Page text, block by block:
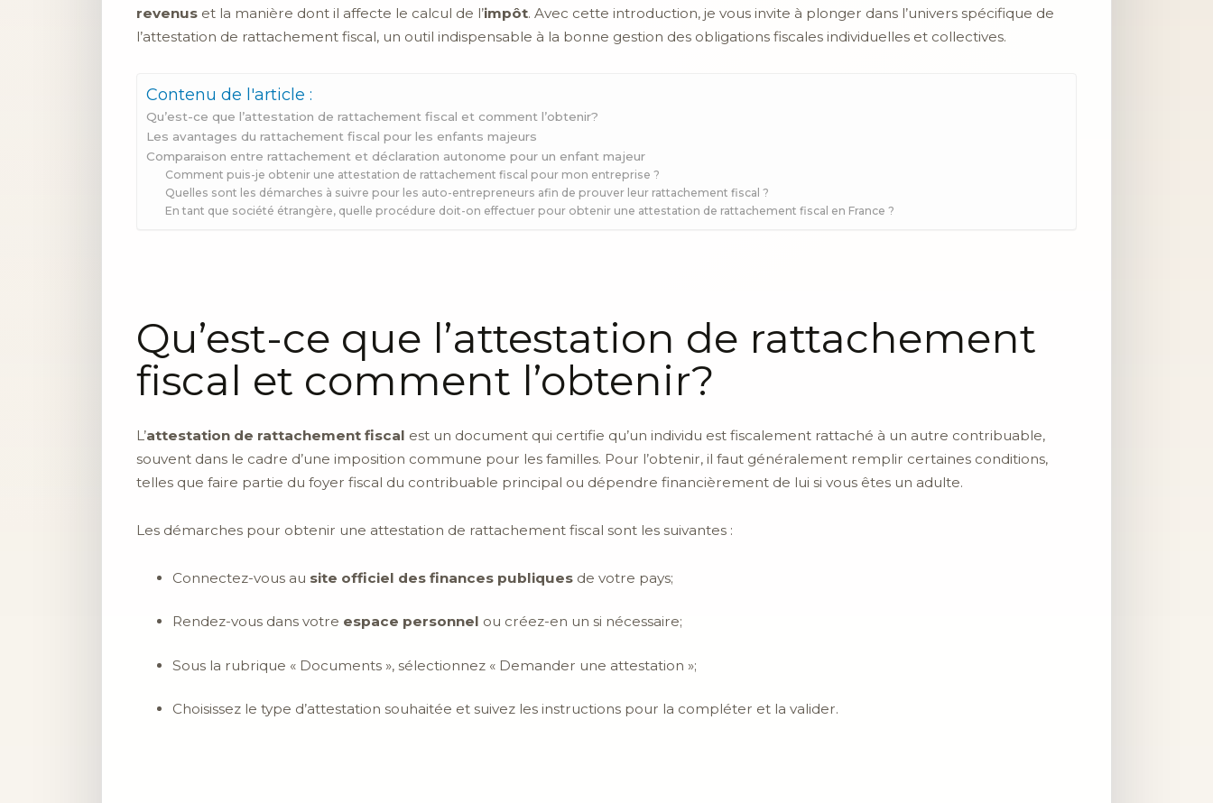
revenus et la manière dont il affecte le calcul de l’impôt. Avec cette introduction, je vous invite à plonger dans l’univers spécifique de
l’attestation de rattachement fiscal, un outil indispensable à la bonne gestion des obligations fiscales individuelles et collectives.
Contenu de l'article :
Qu’est-ce que l’attestation de rattachement fiscal et comment l’obtenir?
Les avantages du rattachement fiscal pour les enfants majeurs
Comparaison entre rattachement et déclaration autonome pour un enfant majeur
Comment puis-je obtenir une attestation de rattachement fiscal pour mon entreprise ?
Quelles sont les démarches à suivre pour les auto-entrepreneurs afin de prouver leur rattachement fiscal ?
En tant que société étrangère, quelle procédure doit-on effectuer pour obtenir une attestation de rattachement fiscal en France ?
Qu’est-ce que l’attestation de rattachement
fiscal et comment l’obtenir?
L’attestation de rattachement fiscal est un document qui certifie qu’un individu est fiscalement rattaché à un autre contribuable,
souvent dans le cadre d’une imposition commune pour les familles. Pour l’obtenir, il faut généralement remplir certaines conditions,
telles que faire partie du foyer fiscal du contribuable principal ou dépendre financièrement de lui si vous êtes un adulte.
Les démarches pour obtenir une attestation de rattachement fiscal sont les suivantes :
Connectez-vous au site officiel des finances publiques de votre pays;
Rendez-vous dans votre espace personnel ou créez-en un si nécessaire;
Sous la rubrique « Documents », sélectionnez « Demander une attestation »;
Choisissez le type d’attestation souhaitée et suivez les instructions pour la compléter et la valider.